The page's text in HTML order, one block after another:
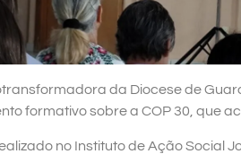
da Diocese de
formativo sobre a COP 30, que
no Instituto de Ação Social